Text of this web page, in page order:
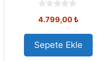
o
t
o
f
5
4.799,00₺
Sepete Ekle